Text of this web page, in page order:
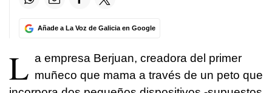
Añade a La Voz de Galicia en Google
L a empresa Berjuan, creadora del primer
muñeco que mama a través de un peto que